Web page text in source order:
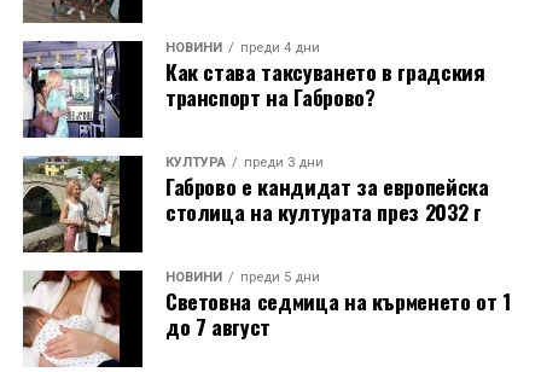
НОВИНИ преди 4 дни
Как става таксуването в градския
транспорт на Габрово?
КУЛТУРА преди 3 дни
Габрово е кандидат за европейска
столица на културата през 2032 г
НОВИНИ преди 5 дни
Световна седмица на кърменето от 1
до 7 август